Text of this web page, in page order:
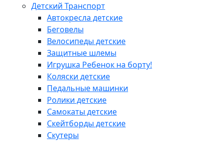
Детский Транспорт
Автокресла детские
Беговелы
Велосипеды детские
Защитные шлемы
Игрушка Ребенок на борту!
Коляски детские
Педальные машинки
Ролики детские
Самокаты детские
Скейтборды детские
Скутеры